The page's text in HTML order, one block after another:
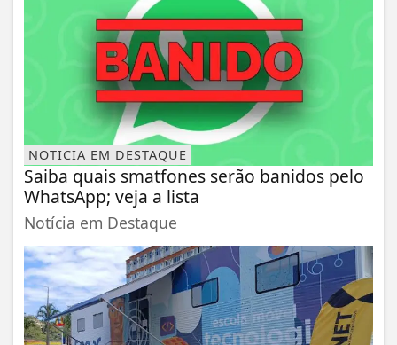
NOTICIA EM DESTAQUE
Saiba quais smatfones serão banidos pelo
WhatsApp; veja a lista
Notícia em Destaque